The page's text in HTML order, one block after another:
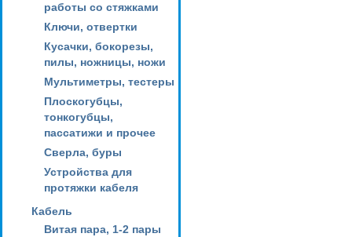
работы со стяжками
Ключи, отвертки
Кусачки, бокорезы,
пилы, ножницы, ножи
Мультиметры, тестеры
Плоскогубцы,
тонкогубцы,
пассатижи и прочее
Сверла, буры
Устройства для
протяжки кабеля
Кабель
Витая пара, 1-2 пары